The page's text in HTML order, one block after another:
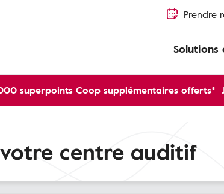
Prendre
Solutions
superpoints Coop supplémentaires offerts*
centre auditif